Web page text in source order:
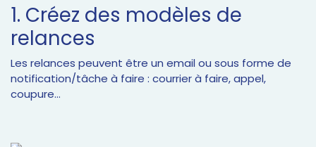
1. Créez des modèles de
relances
Les relances peuvent être un email ou sous forme de
notification/tâche à faire : courrier à faire, appel,
coupure…